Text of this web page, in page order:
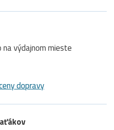
na výdajnom mieste
dopravy